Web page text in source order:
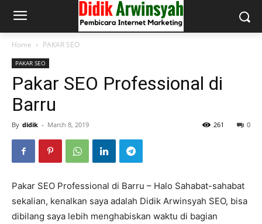
Home PAKAR SEO
PAKAR SEO
Pakar SEO Professional di
Barru
By didik - March 8, 2019 0
261
Pakar SEO Professional di Barru – Halo Sahabat-sahabat
sekalian, kenalkan saya adalah Didik Arwinsyah SEO, bisa
dibilang saya lebih menghabiskan waktu di bagian